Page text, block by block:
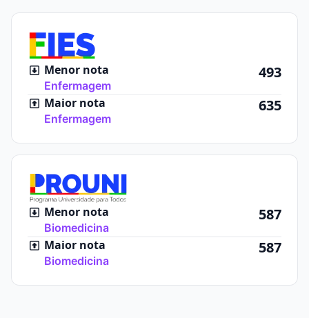
Menor nota
Enfermagem
493
Maior nota
Enfermagem
635
Menor nota
Biomedicina
587
Maior nota
Biomedicina
587